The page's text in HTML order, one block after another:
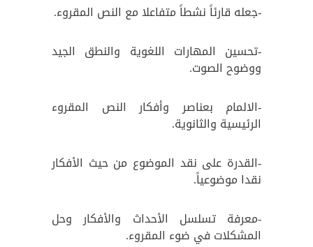
-جعله قارئاً نشطاً متفاعلا مع النص المقروء.
-تحسين المهارات اللغوية والنطق الجيد
ووضوح الصوت.
-الالمام بعناصر وأفكار النص المقروء
الرئيسية والثانوية.
-القدرة على نقد الموضوع من حيث الأفكار
نقدا موضوعياً.
-معرفة تسلسل الأحداث والأفكار وحل
المشكلات في ضوء المقروء.